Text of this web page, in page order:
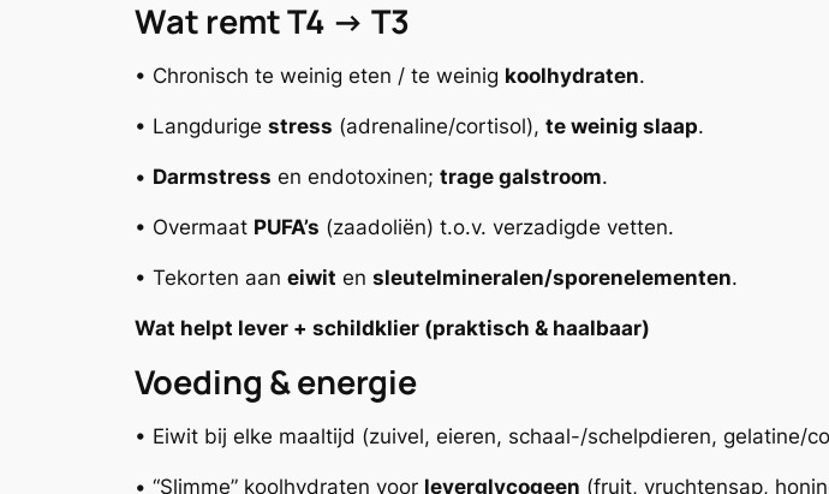
Wat remt T4 → T3
• Chronisch te weinig eten / te weinig koolhydraten.
• Langdurige stress (adrenaline/cortisol), te weinig slaap.
• Darmstress en endotoxinen; trage galstroom.
• Overmaat PUFA’s (zaadoliën) t.o.v. verzadigde vetten.
• Tekorten aan eiwit en sleutelmineralen/sporenelementen.
Wat helpt lever + schildklier (praktisch & haalbaar)
Voeding & energie
• Eiwit bij elke maaltijd (zuivel, eieren, schaal-/schelpdieren, gelatine/
• “Slimme” koolhydraten voor leverglycogeen (fruit, vruchtensap,